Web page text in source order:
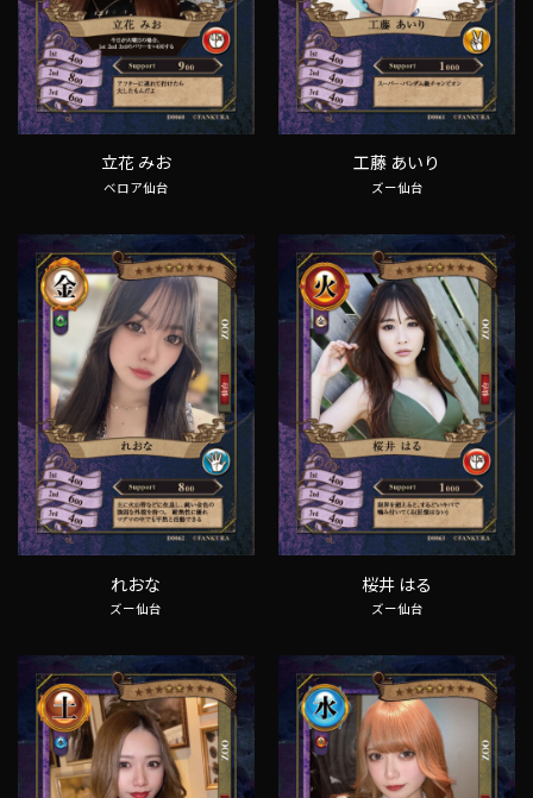
立花 みお
ベロア仙台
工藤 あいり
ズー仙台
れおな
ズー仙台
桜井 はる
ズー仙台